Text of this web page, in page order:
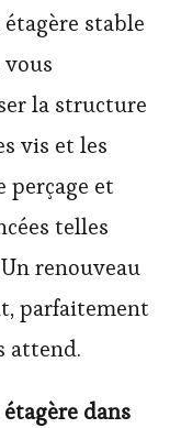
stable
la structure
vis et les
perçage et
telles
renouveau
parfaitement
attend.
dans